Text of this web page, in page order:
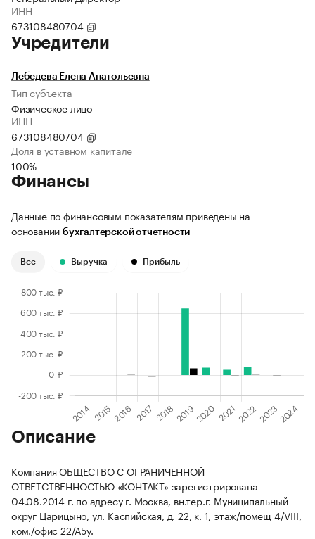
ИНН
673108480704
Учредители
Лебедева Елена Анатольевна
Тип субъекта
Физическое лицо
ИНН
673108480704
Доля в уставном капитале
100%
Финансы
Данные по финансовым показателям приведены на
основании бухгалтерской отчетности
Все Выручка Прибыль
Описание
Компания ОБЩЕСТВО С ОГРАНИЧЕННОЙ
ОТВЕТСТВЕННОСТЬЮ «КОНТАКТ» зарегистрирована
04.08.2014 г. по адресу г. Москва, вн.тер.г. Муниципальный
округ Царицыно, ул. Каспийская, д. 22, к. 1, этаж/помещ 4/VIII,
ком./офис 22/А5у.